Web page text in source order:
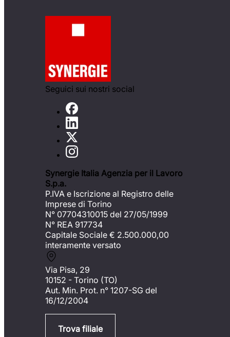
Seguici sui nostri social
Synergie Italia Agenzia per il Lavoro
S.p.a.
P.IVA e Iscrizione al Registro delle
Imprese di Torino
N° 07704310015 del 27/05/1999
N° REA 917734
Capitale Sociale € 2.500.000,00
interamente versato
Via Pisa, 29
10152 - Torino (TO)
Aut. Min. Prot. n° 1207-SG del
16/12/2004
Trova filiale